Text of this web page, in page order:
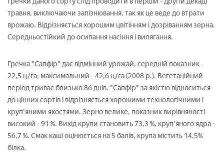
травня, виключаючи запізнювання, так як це веде до втрати
врожаю. Відрізняється хорошим цвітінням і дозріванням зерна.
Середньостійкий до осипання насіння і вилягання.
Гречка "Сапфір" дає відмінний урожай, середній показник -
22,5 ц/га; максимальний - 42,6 ц/га (2008 р.). Вегетаційний
період триває близько 86 днів. "Сапфір" за якістю відноситься
до цінних сортів і відрізняється хорошими технологічними і
круп'яними якостями. Зерно велике, показник вирівняності
високий - 91 %. Вихід крупи становить 73,3 %, круп'яного ядра -
56,7 %. Смак каші оцінюється на 5 балів, крупа містить 14,5%
білка.